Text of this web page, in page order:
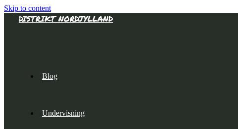
Skip to content
DISTRIKT NORDJYLLAND
Blog
Undervisning